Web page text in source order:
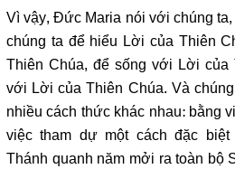
Vì vậy, Đức Maria nói với chúng
chúng ta để hiểu Lời của Thiên
Thiên Chúa, để sống với Lời
với Lời của Thiên Chúa. Và
nhiều cách thức khác nhau: bằng
việc tham dự một cách đặc
Thánh quanh năm mởi ra toàn bộ